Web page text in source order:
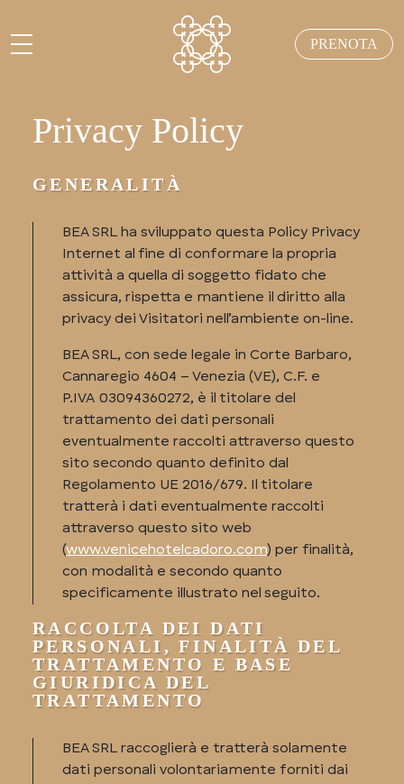
PRENOTA
Privacy Policy
GENERALITÀ
BEA SRL ha sviluppato questa Policy Privacy
Internet al fine di conformare la propria
attività a quella di soggetto fidato che
assicura, rispetta e mantiene il diritto alla
privacy dei Visitatori nell’ambiente on-line.
BEA SRL, con sede legale in Corte Barbaro,
Cannaregio 4604 – Venezia (VE), C.F. e
P.IVA 03094360272, è il titolare del
trattamento dei dati personali
eventualmente raccolti attraverso questo
sito secondo quanto definito dal
Regolamento UE 2016/679. Il titolare
tratterà i dati eventualmente raccolti
attraverso questo sito web
(www.venicehotelcadoro.com) per finalità,
con modalità e secondo quanto
specificamente illustrato nel seguito.
RACCOLTA DEI DATI
PERSONALI, FINALITÀ DEL
TRATTAMENTO E BASE
GIURIDICA DEL
TRATTAMENTO
BEA SRL raccoglierà e tratterà solamente
dati personali volontariamente forniti dai